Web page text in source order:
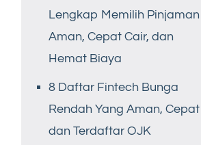
Lengkap Memilih Pinjaman
Aman, Cepat Cair, dan
Hemat Biaya
8 Daftar Fintech Bunga
Rendah Yang Aman, Cepat
dan Terdaftar OJK